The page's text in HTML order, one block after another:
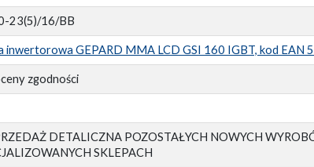
23(5)/16/BB
inwertorowa GEPARD MMA LCD GSI 160 IGBT, kod EAN
zgodności
DETALICZNA POZOSTAŁYCH NOWYCH
SKLEPACH